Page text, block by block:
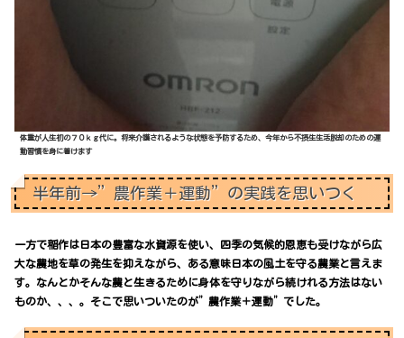
体重が人生初の７０ｋｇ代に。将来介護されるような状態を予防するため、今年から不摂生生活脱却のための運
動習慣を身に着けます
半年前→”農作業＋運動”の実践を思いつく
一方で稲作は日本の豊富な水資源を使い、四季の気候的恩恵も受けながら広
大な農地を草の発生を抑えながら、ある意味日本の風土を守る農業と言えま
す。なんとかそんな農と生きるために身体を守りながら続けれる方法はない
ものか、、、。そこで思いついたのが”農作業＋運動”でした。